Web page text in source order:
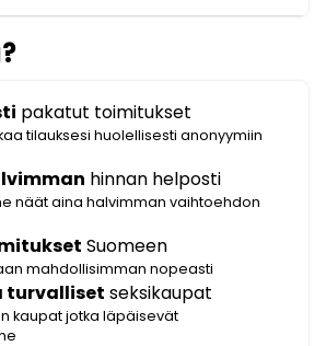
pakatut toimitukset
tilauksesi huolellisesti anonyymiin
hinnan helposti
näät aina halvimman vaihtoehdon
Suomeen
mahdollisimman nopeasti
turvalliset seksikaupat
kaupat jotka läpäisevät